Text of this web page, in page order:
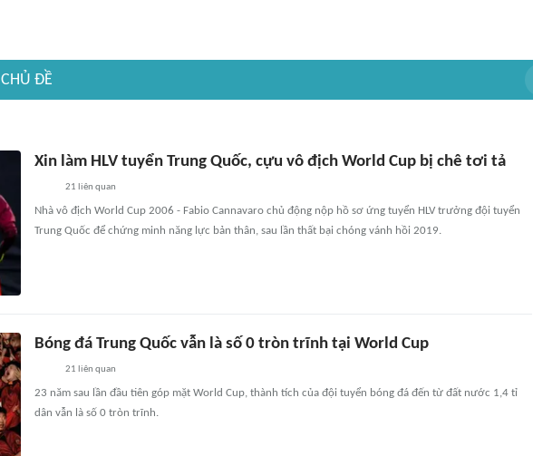
CHỦ ĐỀ
Xin làm HLV tuyển Trung Quốc, cựu vô địch World Cup bị chê tơi tả
21 liên quan
Nhà vô địch World Cup 2006 - Fabio Cannavaro chủ động nộp hồ sơ ứng tuyển HLV trưởng đội tuyển
Trung Quốc để chứng minh năng lực bản thân, sau lần thất bại chóng vánh hồi 2019.
Bóng đá Trung Quốc vẫn là số 0 tròn trĩnh tại World Cup
21 liên quan
23 năm sau lần đầu tiên góp mặt World Cup, thành tích của đội tuyển bóng đá đến từ đất nước 1,4 tỉ
dân vẫn là số 0 tròn trĩnh.